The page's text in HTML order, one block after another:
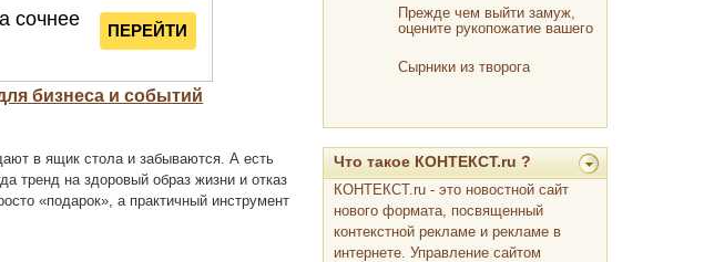
бизнеса и событий
в ящик стола и забываются. А есть
тренд на здоровый образ жизни и отказ
«подарок», а практичный инструмент
Прежде чем выйти замуж,
оцените рукопожатие вашего
Сырники из творога
Что такое КОНТЕКСТ.ru ?
КОНТЕКСТ.ru - это новостной сайт
нового формата, посвященный
контекстной рекламе и рекламе в
интернете. Управление сайтом